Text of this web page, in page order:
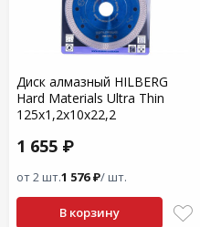
Диск алмазный HILBERG
Hard Materials Ultra Thin
125x1,2x10x22,2
1 655 ₽
от 2 шт.1 576 ₽/ шт.
В корзину